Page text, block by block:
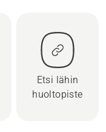
Etsi lähin
huoltopiste